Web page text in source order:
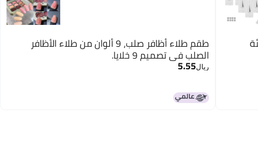
طقم طلاء أظافر صلب، 9 ألوان من طلاء الأظافر
الصلب في تصميم 9 خلايا.
ريال5.55